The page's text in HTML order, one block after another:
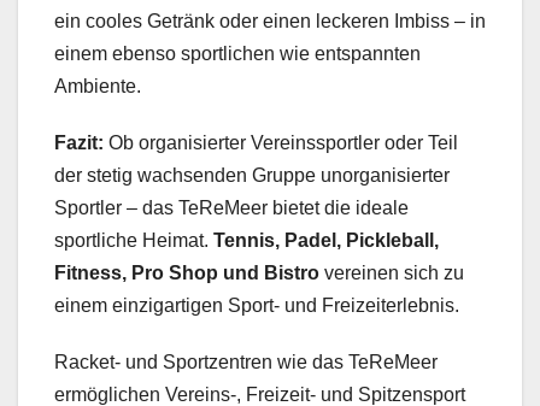
ein cooles Getränk oder einen leckeren Imbiss – in
einem ebenso sportlichen wie entspannten
Ambiente.
Fazit: Ob organisierter Vereinssportler oder Teil
der stetig wachsenden Gruppe unorganisierter
Sportler – das TeReMeer bietet die ideale
sportliche Heimat. Tennis, Padel, Pickleball,
Fitness, Pro Shop und Bistro vereinen sich zu
einem einzigartigen Sport- und Freizeiterlebnis.
Racket- und Sportzentren wie das TeReMeer
ermöglichen Vereins-, Freizeit- und Spitzensport